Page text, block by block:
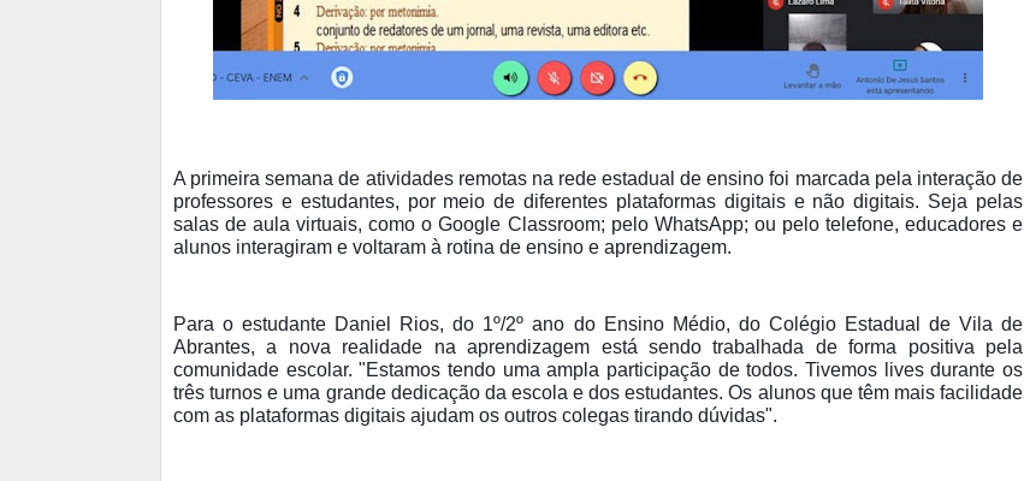
A primeira semana de atividades remotas na rede estadual de ensino foi marcada pela interação de
professores e estudantes, por meio de diferentes plataformas digitais e não digitais. Seja pelas
salas de aula virtuais, como o Google Classroom; pelo WhatsApp; ou pelo telefone, educadores e
alunos interagiram e voltaram à rotina de ensino e aprendizagem.
Para o estudante Daniel Rios, do 1º/2º ano do Ensino Médio, do Colégio Estadual de Vila de
Abrantes, a nova realidade na aprendizagem está sendo trabalhada de forma positiva pela
comunidade escolar. "Estamos tendo uma ampla participação de todos. Tivemos lives durante os
três turnos e uma grande dedicação da escola e dos estudantes. Os alunos que têm mais facilidade
com as plataformas digitais ajudam os outros colegas tirando dúvidas".